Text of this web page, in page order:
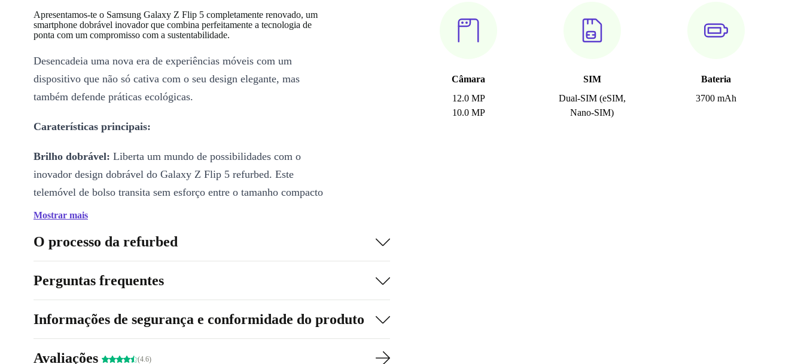
Câmara
12.0 MP
10.0 MP
SIM
Dual-SIM (eSIM,
Nano-SIM)
Bateria
3700 mAh
Apresentamos-te o Samsung Galaxy Z Flip 5 completamente renovado, um
smartphone dobrável inovador que combina perfeitamente a tecnologia de
ponta com um compromisso com a sustentabilidade.
Desencadeia uma nova era de experiências móveis com um
dispositivo que não só cativa com o seu design elegante, mas
também defende práticas ecológicas.
Caraterísticas principais:
Brilho dobrável: Liberta um mundo de possibilidades com o
inovador design dobrável do Galaxy Z Flip 5 refurbed. Este
telemóvel de bolso transita sem esforço entre o tamanho compacto
e o tamanho normal, proporcionando a flexibilidade necessária para
Ecrã vívido:Mergulha no ecrã AMOLED dinâmico de 6,7”, com
cores vibrantes e detalhes nítidos. Quer estejas a ver filmes, a ver
experiência visual a um nível totalmente novo.
Desempenho potente:Usufrui de um desempenho multitarefa
rápido e sem falhas com a poderosa combinação de um processador
Mostrar mais
O processo da refurbed
Perguntas frequentes
Informações de segurança e conformidade do produto
Avaliações (4.6)